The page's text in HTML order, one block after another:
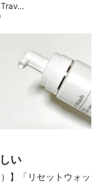
い
）】「リセットウォ